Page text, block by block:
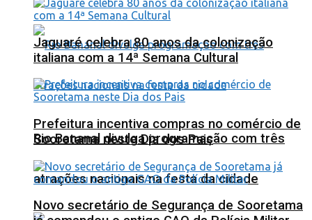
Rio Bananal divulga programação com três
atrações nacionais na festa da cidade
Jaguaré celebra 80 anos da colonização
italiana com a 14ª Semana Cultural
Prefeitura incentiva compras no comércio de
Sooretama neste Dia dos Pais
Novo secretário de Segurança de Sooretama